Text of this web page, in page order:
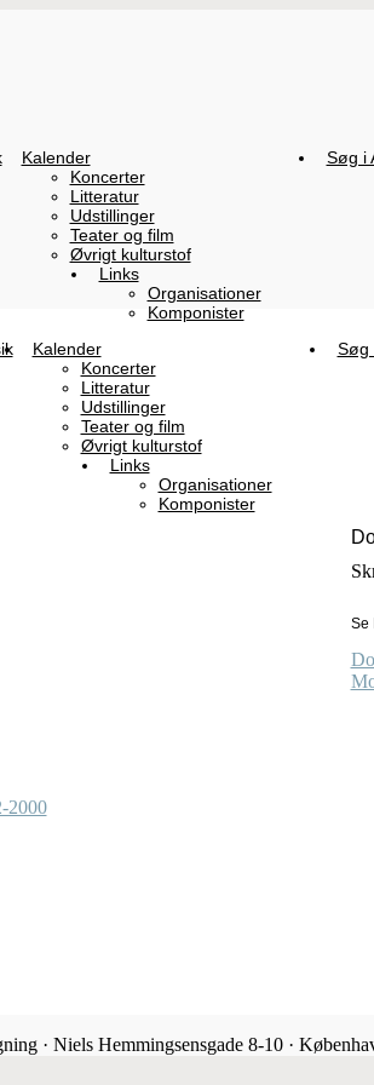
Kalender
Koncerter
Litteratur
Udstillinger
Teater og film
Øvrigt kulturstof
Søg i
Links
Organisationer
Komponister
Kalender
Koncerter
Litteratur
Udstillinger
Teater og film
Øvrigt kulturstof
Søg
Links
Organisationer
Komponister
Se
2000
· Niels Hemmingsensgade 8-10 ·